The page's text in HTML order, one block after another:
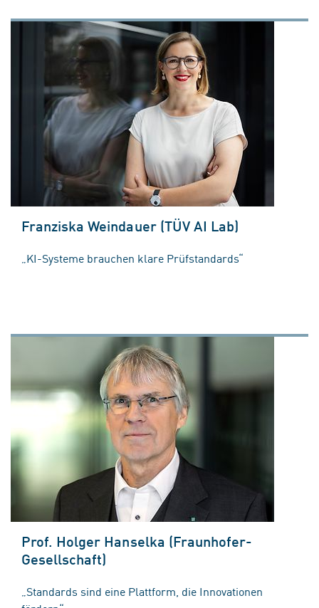
Franziska Weindauer (TÜV AI Lab)
„KI-Systeme brauchen klare Prüfstandards“
Prof. Holger Hanselka (Fraunhofer-
Gesellschaft)
„Standards sind eine Plattform, die Innovationen